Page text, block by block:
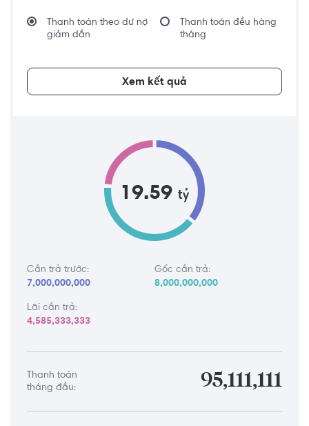
Thanh toán theo dư nợ
giảm dần
Thanh toán đều hàng
tháng
Xem kết quả
19.59 tỷ
Cần trả trước:
7,000,000,000
Gốc cần trả:
8,000,000,000
Lãi cần trả:
4,585,333,333
Thanh toán
tháng đầu:
95,111,111